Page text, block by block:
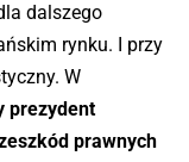
dalszego
rynku. I przy
W
prezydent
prawnych